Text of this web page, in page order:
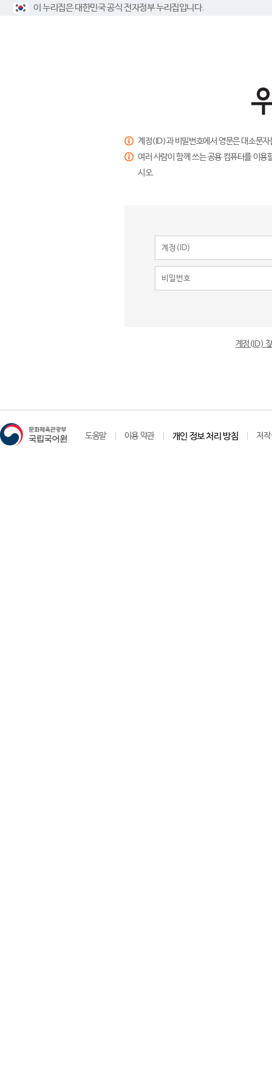
이 누리집은 대한민국 공식 전자정부 누리집입니다.
계정(ID)과 비밀번호에서 영문은 대소문
여러 사람이 함께 쓰는 공용 컴퓨터를 이
시오.
계정(ID)
도움말 이용 약관 개인 정보 처리 방침 저